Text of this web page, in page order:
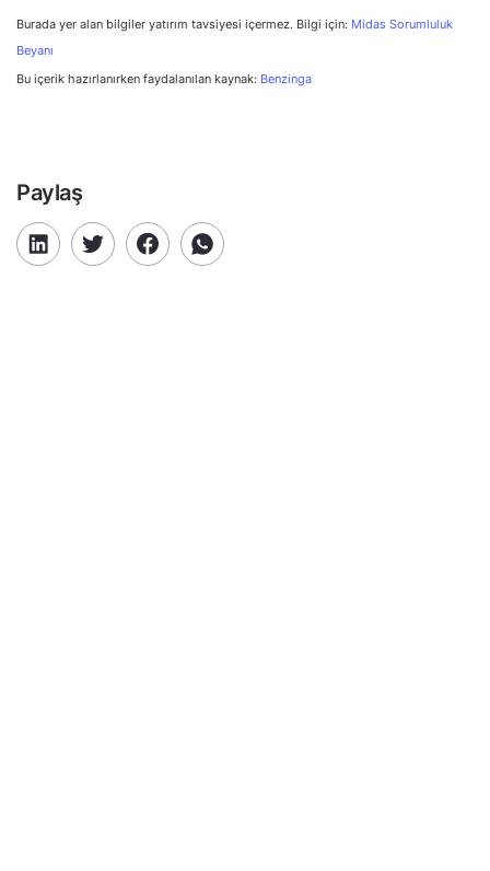
Burada yer alan bilgiler yatırım tavsiyesi içermez. Bilgi için: Midas Sorumluluk
Beyanı
Bu içerik hazırlanırken faydalanılan kaynak: Benzinga
Paylaş